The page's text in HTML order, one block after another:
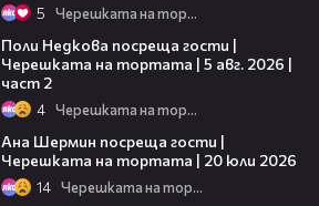
5 Черешката на тортата
Поли Недкова посреща гости |
Черешката на тортата | 5 авг. 2026 |
част 2
4 Черешката на тортата
Ана Шермин посреща гости |
Черешката на тортата | 20 юли 2026
14 Черешката на тортата